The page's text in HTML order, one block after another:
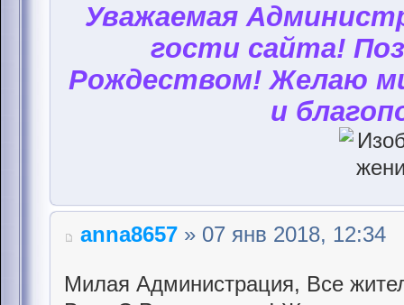
Уважаемая
гости сайта!
Рождеством! Желаю
и
anna8657 » 07 янв 2018, 12:34
Милая Администрация, Все